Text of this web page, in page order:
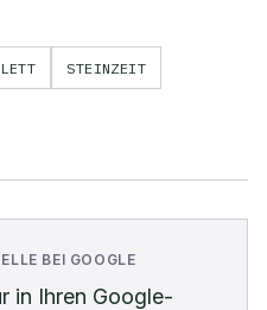
STEINZEIT
BEI GOOGLE
in Ihren Google-